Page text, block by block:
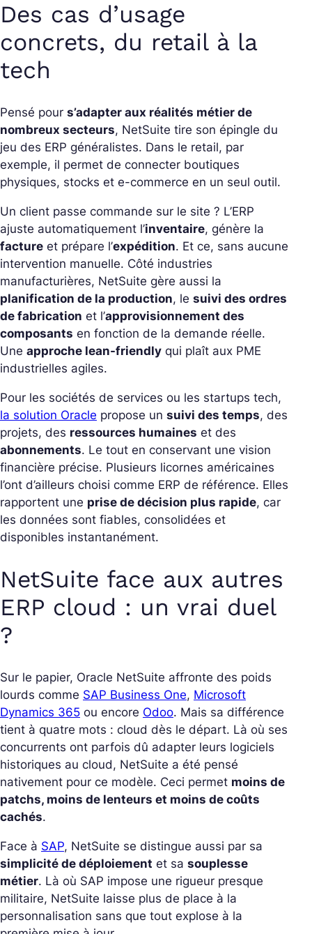
Des cas d’usage
concrets, du retail à la
tech
Pensé pour s’adapter aux réalités métier de
nombreux secteurs, NetSuite tire son épingle du
jeu des ERP généralistes. Dans le retail, par
exemple, il permet de connecter boutiques
physiques, stocks et e-commerce en un seul outil.
Un client passe commande sur le site ? L’ERP
ajuste automatiquement l’inventaire, génère la
facture et prépare l’expédition. Et ce, sans aucune
intervention manuelle. Côté industries
manufacturières, NetSuite gère aussi la
planification de la production, le suivi des ordres
de fabrication et l’approvisionnement des
composants en fonction de la demande réelle.
Une approche lean-friendly qui plaît aux PME
industrielles agiles.
Pour les sociétés de services ou les startups tech,
la solution Oracle propose un suivi des temps, des
projets, des ressources humaines et des
abonnements. Le tout en conservant une vision
financière précise. Plusieurs licornes américaines
l’ont d’ailleurs choisi comme ERP de référence. Elles
rapportent une prise de décision plus rapide, car
les données sont fiables, consolidées et
disponibles instantanément.
NetSuite face aux autres
ERP cloud : un vrai duel
?
Sur le papier, Oracle NetSuite affronte des poids
lourds comme SAP Business One, Microsoft
Dynamics 365 ou encore Odoo. Mais sa différence
tient à quatre mots : cloud dès le départ. Là où ses
concurrents ont parfois dû adapter leurs logiciels
historiques au cloud, NetSuite a été pensé
nativement pour ce modèle. Ceci permet moins de
patchs, moins de lenteurs et moins de coûts
cachés.
Face à SAP, NetSuite se distingue aussi par sa
simplicité de déploiement et sa souplesse
métier. Là où SAP impose une rigueur presque
militaire, NetSuite laisse plus de place à la
personnalisation sans que tout explose à la